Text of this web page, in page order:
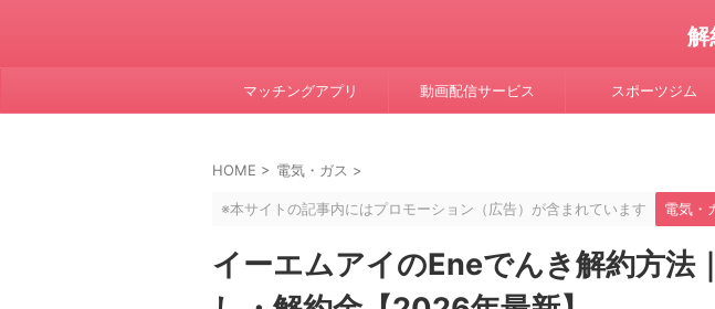
解
マッチングアプリ 動画配信サービス スポーツジム
HOME > 電気・ガス >
※本サイトの記事内にはプロモーション（広告）が含まれています 電気・
イーエムアイのEneでんき解約方法